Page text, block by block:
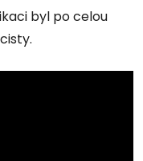
byl po celou